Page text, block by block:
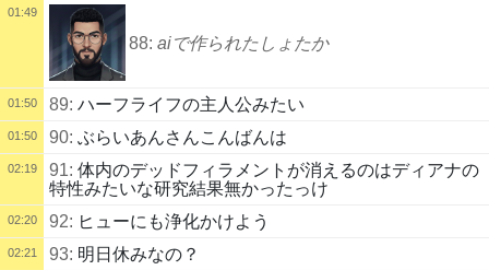
01:49
88: aiで作られたしょたか
01:50 89: ハーフライフの主人公みたい
01:50 90: ぶらいあんさんこんばんは
02:19 91: 体内のデッドフィラメントが消えるのはディアナの
特性みたいな研究結果無かったっけ
02:20 92: ヒューにも浄化かけよう
02:21 93: 明日休みなの？